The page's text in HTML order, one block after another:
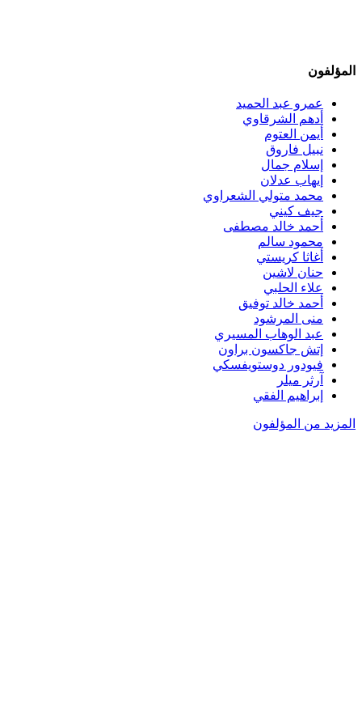
المؤلفون
عمرو عبد الحميد
أدهم الشرقاوي
أيمن العتوم
نبيل فاروق
إسلام جمال
إيهاب عدلان
محمد متولي الشعراوي
جيف كيني
أحمد خالد مصطفى
محمود سالم
أغاثا كريستي
حنان لاشين
علاء الحلبي
أحمد خالد توفيق
منى المرشود
عبد الوهاب المسيري
إتش جاكسون براون
فيودور دوستويفسكي
آرثر ميلر
إبراهيم الفقي
المزيد من المؤلفون